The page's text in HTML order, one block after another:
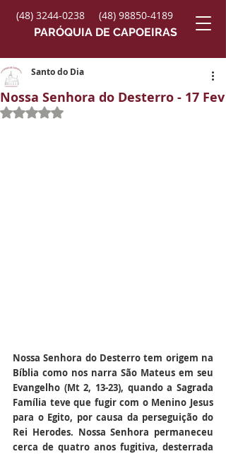
(48) 3244-0238
(48) 98850-4189
PARÓQUIA DE CAPOEIRAS
Nossa Senhora do Desterro - 17 Fev
Santo do Dia
Avaliado com NaN de 5 estrelas.
Nossa Senhora do Desterro tem origem na
Bíblia como nos narra São Mateus em seu
Evangelho (Mt 2, 13-23), quando a Sagrada
Família teve que fugir com o Menino Jesus
para o Egito, por causa da perseguição do
Rei Herodes. Nossa Senhora permaneceu
cerca de quatro anos fugitiva, desterrada